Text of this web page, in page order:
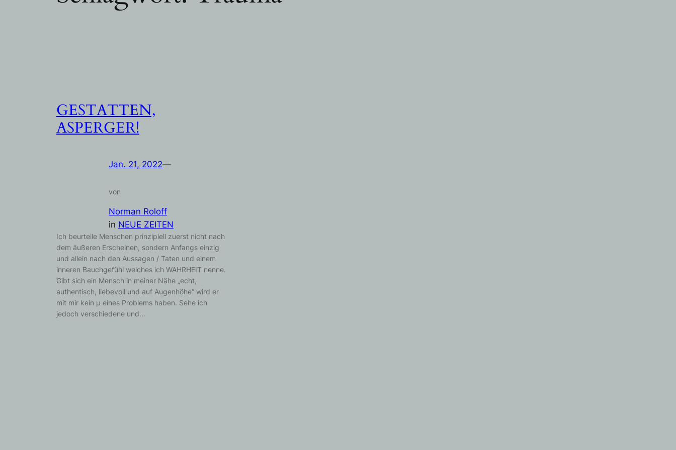
GESTATTEN,
ASPERGER!
Jan. 21, 2022—
von
Norman Roloff
in NEUE ZEITEN
Ich beurteile Menschen prinzipiell zuerst nicht nach
dem äußeren Erscheinen, sondern Anfangs einzig
und allein nach den Aussagen / Taten und einem
inneren Bauchgefühl welches ich WAHRHEIT nenne.
Gibt sich ein Mensch in meiner Nähe „echt,
authentisch, liebevoll und auf Augenhöhe“ wird er
mit mir kein µ eines Problems haben. Sehe ich
jedoch verschiedene und…